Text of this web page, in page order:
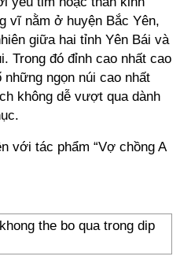
vĩ nằm ở huyện Bắc Yên,
giữa hai tỉnh Yên Bái và
Trong đó đỉnh cao nhất cao
ngọn núi cao nhất
không dễ vượt qua dành
với tác phẩm “Vợ chồng A